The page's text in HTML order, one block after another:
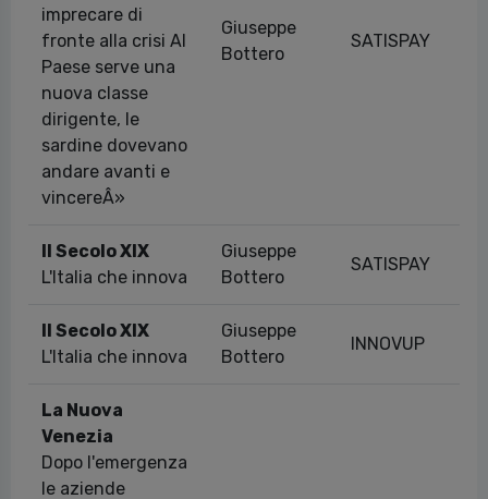
imprecare di
fronte alla crisi Al
Paese serve una
nuova classe
dirigente, le
sardine dovevano
andare avanti e
vincereÂ»
Giuseppe
Bottero
SATISPAY
Il Secolo XIX
L'Italia che innova
Giuseppe
Bottero
SATISPAY
Il Secolo XIX
L'Italia che innova
Giuseppe
Bottero
INNOVUP
La Nuova
Venezia
Dopo l'emergenza
le aziende